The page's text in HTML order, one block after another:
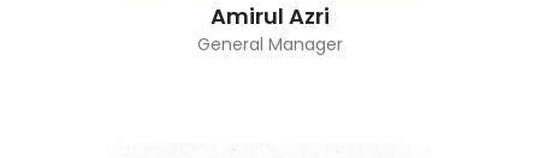
Amirul Azri
General Manager